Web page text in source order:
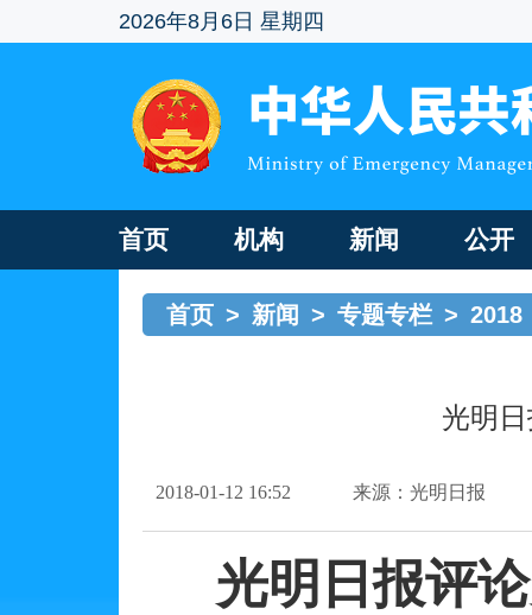
2026年8月6日 星期四
首页 机构 新闻 公开
首页 > 新闻 > 专题专栏 > 2018
光明
2018-01-12 16:52 来源：光明日报
光明日报评